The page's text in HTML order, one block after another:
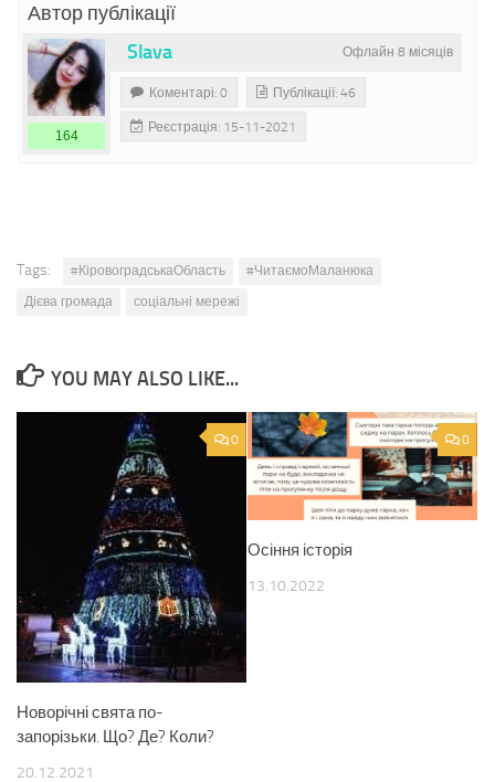
Автор публікації
Офлайн 8 місяців
Slava
164
Коментарі: 0 Публікації: 46
Реєстрація: 15-11-2021
Tags: #КіровоградськаОбласть
#ЧитаємоМаланюка
Дієва громада
соціальні мережі
YOU MAY ALSO LIKE...
0
Новорічні свята по-
запорізьки. Що? Де? Коли?
20.12.2021
0
Осіння історія
13.10.2022